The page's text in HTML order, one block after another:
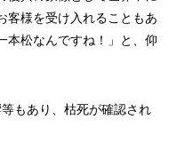
客様を受け入れることもあ
本松なんですね！」と、仰
もあり、枯死が確認され